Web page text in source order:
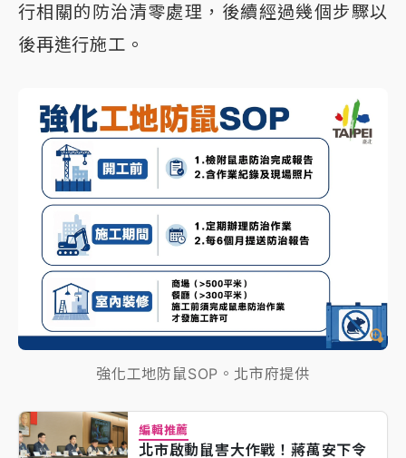
行相關的防治清零處理，後續經過幾個步驟以
後再進行施工。
強化工地防鼠SOP。北市府提供
編輯推薦
北市啟動鼠害大作戰！蔣萬安下令